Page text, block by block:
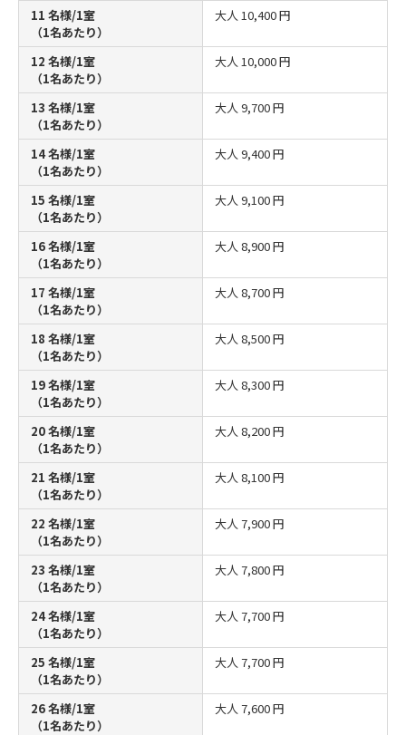
11 名様/1室
（1名あたり）
大人 10,400 円
12 名様/1室
（1名あたり）
大人 10,000 円
13 名様/1室
（1名あたり）
大人 9,700 円
14 名様/1室
（1名あたり）
大人 9,400 円
15 名様/1室
（1名あたり）
大人 9,100 円
16 名様/1室
（1名あたり）
大人 8,900 円
17 名様/1室
（1名あたり）
大人 8,700 円
18 名様/1室
（1名あたり）
大人 8,500 円
19 名様/1室
（1名あたり）
大人 8,300 円
20 名様/1室
（1名あたり）
大人 8,200 円
21 名様/1室
（1名あたり）
大人 8,100 円
22 名様/1室
（1名あたり）
大人 7,900 円
23 名様/1室
（1名あたり）
大人 7,800 円
24 名様/1室
（1名あたり）
大人 7,700 円
25 名様/1室
（1名あたり）
大人 7,700 円
26 名様/1室
（1名あたり）
大人 7,600 円